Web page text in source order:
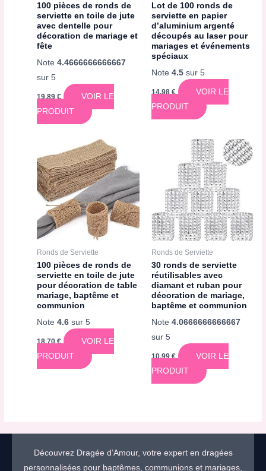
100 pièces de ronds de
serviette en toile de jute
avec dentelle pour
décoration de mariage et
fête
Note4.4666666666667
sur 5
19,89€
VOIR LE
PRODUIT
Lot de 100 ronds de
serviette en papier
d’aluminium argenté
découpés au laser pour
mariages et événements
spéciaux
Note 4.5sur 5
14,98 €
VOIR LE
PRODUIT
Ronds de Serviette
100 pièces de ronds de
serviette en toile de jute
pour décoration de table
mariage, baptême et
communion
Note4.6 sur 5
18,70€
VOIR LE
PRODUIT
Ronds de Serviette
30 ronds de serviette
réutilisables avec
diamant et ruban pour
décoration de mariage,
baptême et communion
Note 4.0666666666667
sur 5
10,99 €
VOIR LE
PRODUIT
Découvrez Dragée d’Amour, votre expert en dragées
personnalisées pour baptêmes, communions et mariages,